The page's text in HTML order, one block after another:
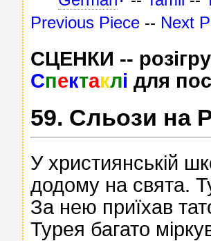
Previous Piece -- Next
СЦЕНКИ --
Спектаклі для
59. Сльози на
У християнській
додому на свята.
За нею приїхав
Турея багато